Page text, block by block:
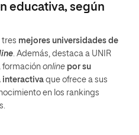
educativa, según
tres mejores universidades de
. Además, destaca a UNIR
formación online por su
interactiva que ofrece a sus
en los rankings